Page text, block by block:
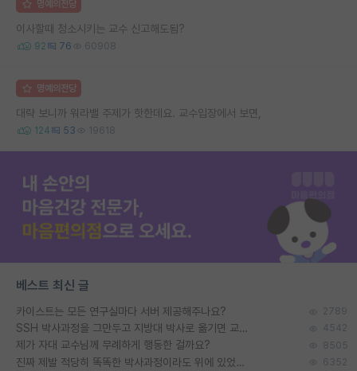
명예의전당
이사할때 청소시키는 교수 신고해도됨?
92 76 60908
명예의전당
대략 보니까 워라밸 주제가 핫한데요. 교수입장에서 보면,
124 53 19618
베스트 최신 글
카이스트는 모든 연구실마다 서버 제공해주나요? 2789
SSH 박사과정을 그만두고 지방대 박사로 옮기면 교수의 꿈은 끝일까요? 4542
제가 자대 교수님께 무례하게 행동한 걸까요? 8505
진짜 제발 적당히 똑똑한 박사과정이라도 위에 있었으면.. 6352